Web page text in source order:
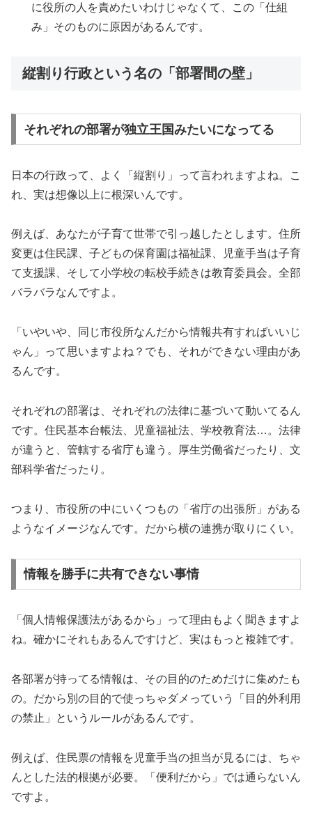
に役所の人を責めたいわけじゃなくて、この「仕組
み」そのものに原因があるんです。
縦割り行政という名の「部署間の壁」
それぞれの部署が独立王国みたいになってる
日本の行政って、よく「縦割り」って言われますよね。こ
れ、実は想像以上に根深いんです。
例えば、あなたが子育て世帯で引っ越したとします。住所
変更は住民課、子どもの保育園は福祉課、児童手当は子育
て支援課、そして小学校の転校手続きは教育委員会。全部
バラバラなんですよ。
「いやいや、同じ市役所なんだから情報共有すればいいじ
ゃん」って思いますよね？でも、それができない理由があ
るんです。
それぞれの部署は、それぞれの法律に基づいて動いてるん
です。住民基本台帳法、児童福祉法、学校教育法…。法律
が違うと、管轄する省庁も違う。厚生労働省だったり、文
部科学省だったり。
つまり、市役所の中にいくつもの「省庁の出張所」がある
ようなイメージなんです。だから横の連携が取りにくい。
情報を勝手に共有できない事情
「個人情報保護法があるから」って理由もよく聞きますよ
ね。確かにそれもあるんですけど、実はもっと複雑です。
各部署が持ってる情報は、その目的のためだけに集めたも
の。だから別の目的で使っちゃダメっていう「目的外利用
の禁止」というルールがあるんです。
例えば、住民票の情報を児童手当の担当が見るには、ちゃ
んとした法的根拠が必要。「便利だから」では通らないん
ですよ。